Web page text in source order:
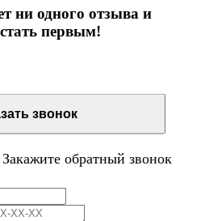
ни одного отзыва и
первым!
звонок
обратный звонок